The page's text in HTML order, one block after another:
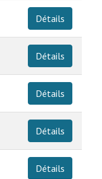
Détails
Détails
Détails
Détails
Détails